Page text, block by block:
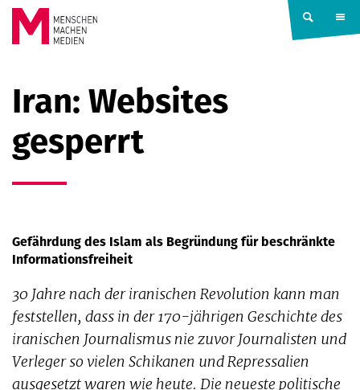
Springe zum Inhalt
MACHEN
MEDIEN
Iran: Websites
gesperrt
Gefährdung des Islam als Begründung für beschränkte
Informationsfreiheit
30 Jahre nach der iranischen Revolution kann man
feststellen, dass in der 170-jährigen Geschichte des
iranischen Journalismus nie zuvor Journalisten und
Verleger so vielen Schikanen und Repressalien
ausgesetzt waren wie heute. Die neueste politische